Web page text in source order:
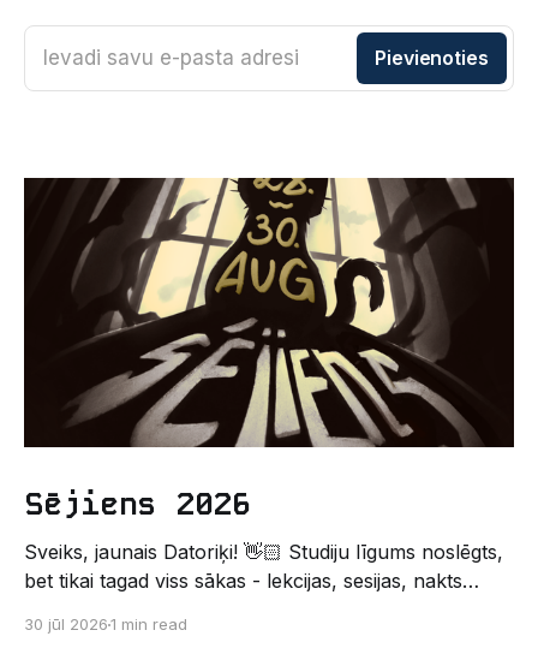
Ievadi savu e-pasta adresi Pievienoties
Sējiens 2026
Sveiks, jaunais Datoriķi! 👋🏻 Studiju līgums noslēgts,
bet tikai tagad viss sākas - lekcijas, sesijas, nakts
Un kas gan būtu labāks veids, kā iepazīt savu jauno
30 jūl 20261 min read